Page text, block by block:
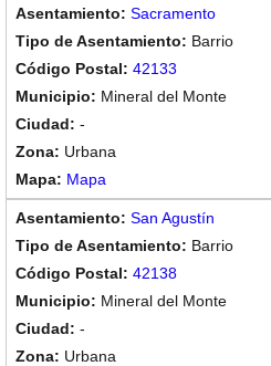
Sacramento
Barrio
42133
Mineral del Monte
-
Urbana
Mapa
San Agustín
Barrio
42138
Mineral del Monte
-
Urbana